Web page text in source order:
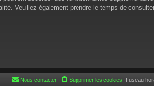
Veuillez également prendre le temps de
Fuseau
Supprimer les cookies
Nous contacter